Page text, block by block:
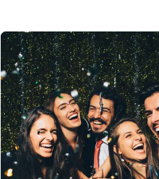
carousel.aria_current_slide